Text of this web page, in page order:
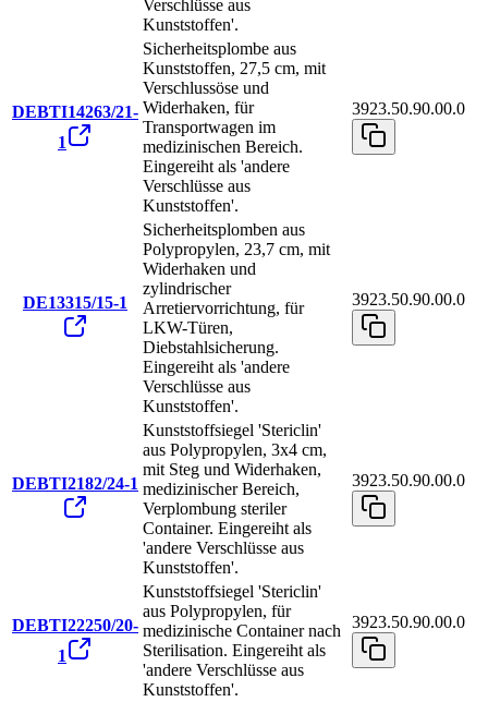
Verschlüsse aus
Kunststoffen'.
DEBTI14263/21-
1
Sicherheitsplombe aus
Kunststoffen, 27,5 cm, mit
Verschlussöse und
Widerhaken, für
Transportwagen im
medizinischen Bereich.
Eingereiht als 'andere
Verschlüsse aus
Kunststoffen'.
3923.50.90.00.0
DE13315/15-1
Sicherheitsplomben aus
Polypropylen, 23,7 cm, mit
Widerhaken und
zylindrischer
Arretiervorrichtung, für
LKW-Türen,
Diebstahlsicherung.
Eingereiht als 'andere
Verschlüsse aus
Kunststoffen'.
3923.50.90.00.0
DEBTI2182/24-1
Kunststoffsiegel 'Stericlin'
aus Polypropylen, 3x4 cm,
mit Steg und Widerhaken,
medizinischer Bereich,
Verplombung steriler
Container. Eingereiht als
'andere Verschlüsse aus
Kunststoffen'.
3923.50.90.00.0
DEBTI22250/20-
1
Kunststoffsiegel 'Stericlin'
aus Polypropylen, für
medizinische Container nach
Sterilisation. Eingereiht als
'andere Verschlüsse aus
Kunststoffen'.
3923.50.90.00.0